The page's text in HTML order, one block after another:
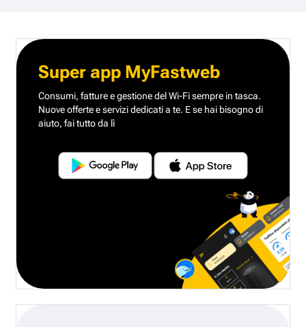
Super app MyFastweb
Consumi, fatture e gestione del Wi-Fi sempre in tasca.
Nuove offerte e servizi dedicati a te. E se hai bisogno di
aiuto, fai tutto da lì